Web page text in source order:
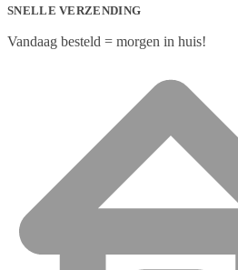
SNELLE VERZENDING
Vandaag besteld = morgen in huis!